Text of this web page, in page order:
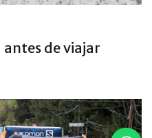
antes de viajar